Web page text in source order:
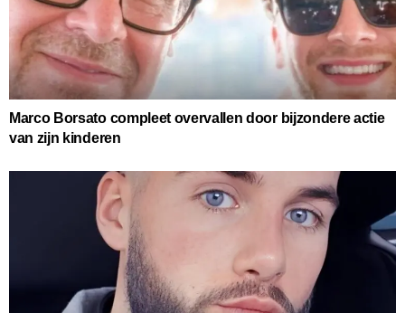
Marco Borsato compleet overvallen door bijzondere actie
van zijn kinderen